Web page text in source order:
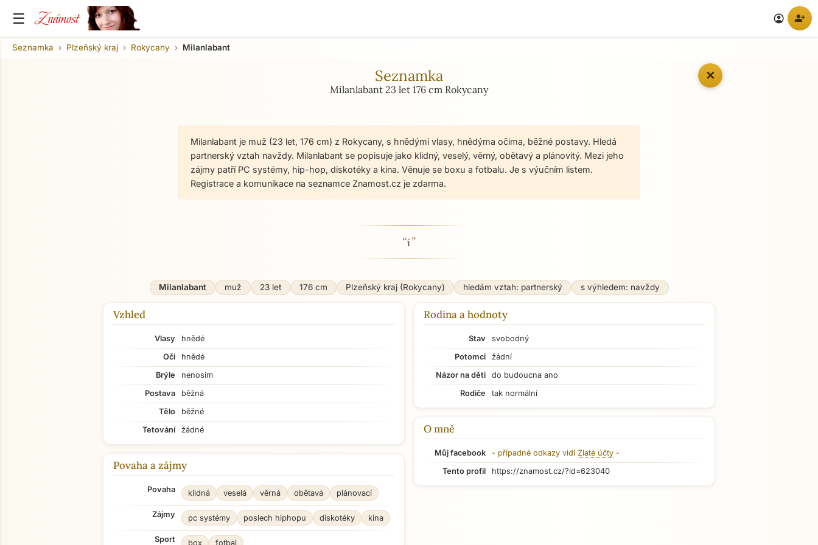
☰ Známost account_circle person_add
✕
Seznamka Plzeňský kraj Rokycany Milanlabant
Seznamka
Milanlabant 23 let 176 cm Rokycany
Milanlabant je muž (23 let, 176 cm) z Rokycany, s hnědými vlasy, hnědýma očima, běžné postavy. Hledá
partnerský vztah navždy. Milanlabant se popisuje jako klidný, veselý, věrný, obětavý a plánovitý. Mezi jeho
zájmy patří PC systémy, hip-hop, diskotéky a kina. Věnuje se boxu a fotbalu. Je s výučním listem.
Registrace a komunikace na seznamce Znamost.cz je zdarma.
“í”
Milanlabant muž 23 let 176 cm Plzeňský kraj (Rokycany) hledám vztah: partnerský s výhledem: navždy
Vzhled
Vlasy
hnědé
Oči
hnědé
Brýle
nenosím
Postava
běžná
Tělo
běžné
Tetování
žádné
Povaha a zájmy
Povaha klidná veselá věrná obětavá plánovací
Zájmy pc systémy poslech hiphopu diskotéky kina
Sport box fotbal
Rodina a hodnoty
Stav
svobodný
Potomci
žádní
Názor na děti
do budoucna ano
Rodiče
tak normální
O mně
Můj facebook - případné odkazy vidí Zlaté účty -
Tento profil
https://znamost.cz/?id=623040